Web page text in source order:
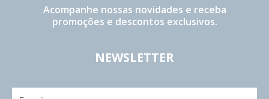
Acompanhe nossas novidades e receba
promoções e descontos exclusivos.
NEWSLETTER